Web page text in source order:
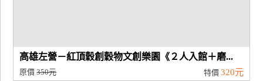
高雄左營－紅頂穀創穀物文創樂園《２人入館＋磨...
原價350元 特價 320元